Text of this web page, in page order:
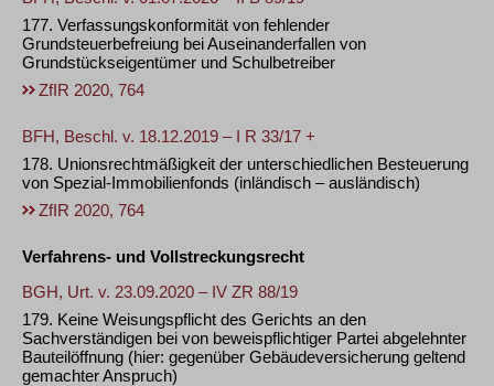
177. Verfassungskonformität von fehlender
Grundsteuerbefreiung bei Auseinanderfallen von
Grundstückseigentümer und Schulbetreiber
ZfIR 2020, 764
BFH, Beschl. v. 18.12.2019 – I R 33/17 +
178. Unionsrechtmäßigkeit der unterschiedlichen Besteuerung
von Spezial-Immobilienfonds (inländisch – ausländisch)
ZfIR 2020, 764
Verfahrens- und Vollstreckungsrecht
BGH, Urt. v. 23.09.2020 – IV ZR 88/19
179. Keine Weisungspflicht des Gerichts an den
Sachverständigen bei von beweispflichtiger Partei abgelehnter
Bauteilöffnung (hier: gegenüber Gebäudeversicherung geltend
gemachter Anspruch)